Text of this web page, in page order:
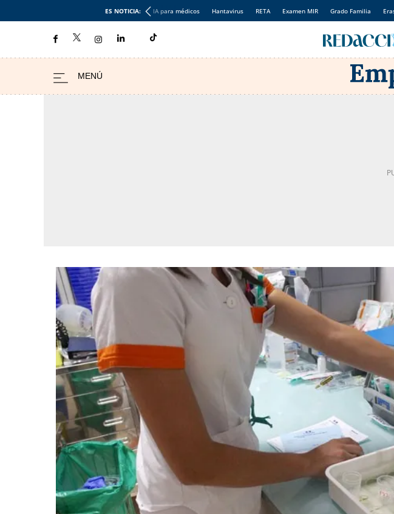
ES NOTICIA: IA para médicos Hantavirus RETA Examen MIR Grado Familia